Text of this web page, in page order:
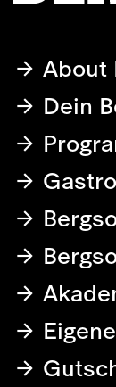
About
Dein